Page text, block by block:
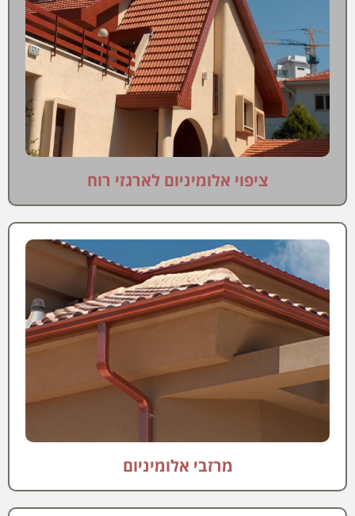
ציפוי אלומיניום לארגזי רוח
מרזבי אלומיניום